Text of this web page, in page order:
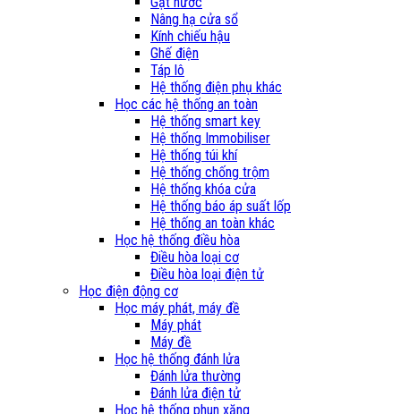
Nâng hạ cửa sổ
Kính chiếu hậu
Ghế điện
Táp lô
Hệ thống điện phụ khác
Học các hệ thống an toàn
Hệ thống smart key
Hệ thống Immobiliser
Hệ thống túi khí
Hệ thống chống trộm
Hệ thống khóa cửa
Hệ thống báo áp suất lốp
Hệ thống an toàn khác
Học hệ thống điều hòa
Điều hòa loại cơ
Điều hòa loại điện tử
Học điện động cơ
Học máy phát, máy đề
Máy phát
Máy đề
Học hệ thống đánh lửa
Đánh lửa thường
Đánh lửa điện tử
Học hệ thống phun xăng